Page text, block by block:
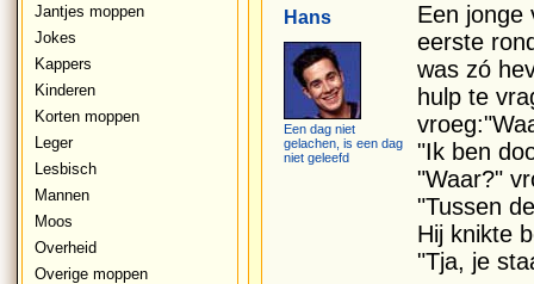
Jantjes moppen
Jokes
Kappers
Kinderen
Korten moppen
Leger
Lesbisch
Mannen
Moos
Overheid
Overige moppen
Hans
Een dag niet
gelachen, is een dag
niet geleefd
Een jonge
eerste
was zó
hulp te
"Ik ben
"Waar?"
"Tussen
Hij knikte
"Tja, je